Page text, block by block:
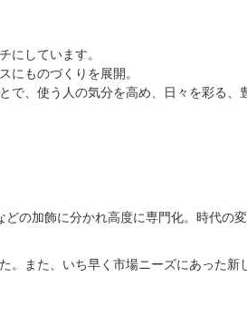
にしています。
にものづくりを展開。
で、使う人の気分を高め、日々を彩る、
の加飾に分かれ高度に専門化。時代の
また、いち早く市場ニーズにあった新